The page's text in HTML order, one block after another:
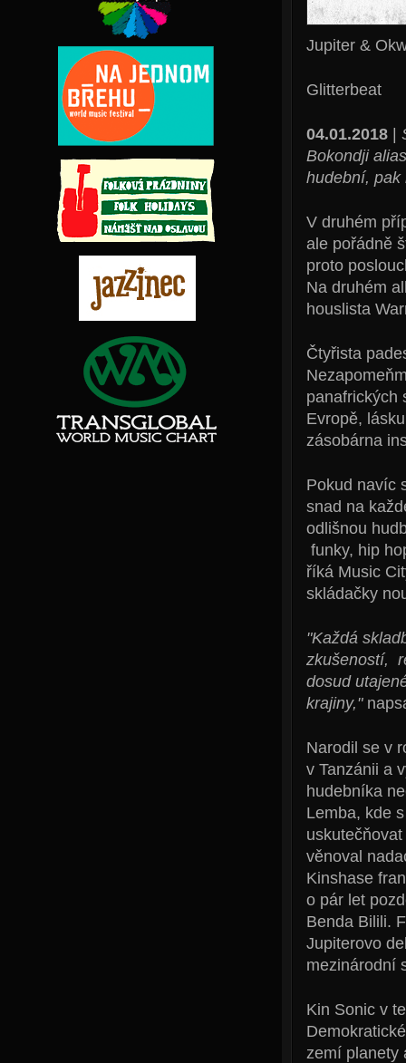
Jupiter &
Glitterbeat
04.01.2018|
Bokondji
hudební, pak
V druhém
ale pořádně
proto
Na druhém
houslista
Čtyřista
panafrických
Evropě,
zásobárna
Pokud navíc
snad na
odlišnou
funky, hip
říká Music
skládačky
"Každá
zkušeností,
dosud
krajiny,"
Narodil se v
v Tanzánii a
hudebníka
Lemba, kde
věnoval
Kinshase
o pár let
Benda Bilili.
Jupiterovo
mezinárodní
Kin Sonic v
zemí planety